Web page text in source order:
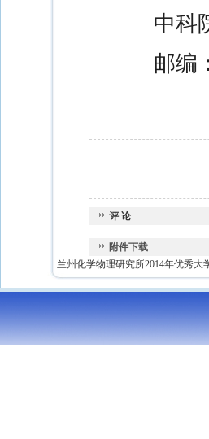
中科
邮编：
评 论
附件下载
兰州化学物理研究所2014年优秀大